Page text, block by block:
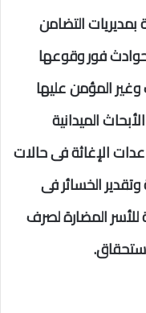
بمديريات التضامن
فور وقوعها
المؤمن عليها
الميدانية
الإغاثة فى حالات
الخسائر فى
للأسر المضارة لصرف